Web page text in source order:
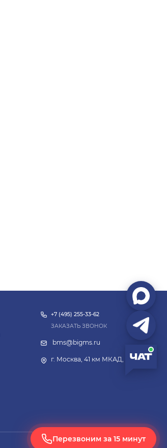
+7 (495) 255-33-62
ЗАКАЗАТЬ ЗВОНОК
bms@bigms.ru
г. Москва, 41 км МКАД, 4с14
Перезвоним за 15 минут